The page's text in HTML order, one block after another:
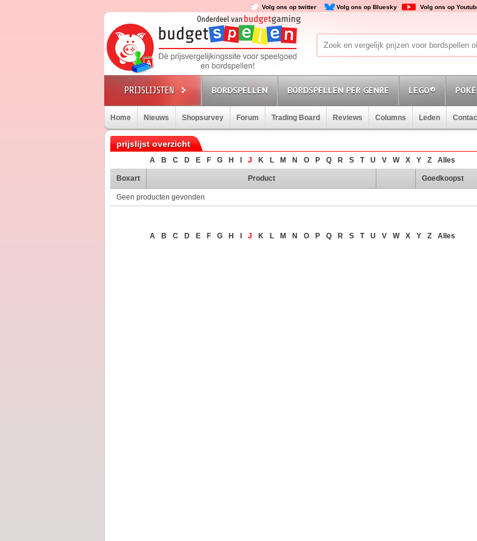
Volg ons op twitter Volg ons op Bluesky Volg ons op
BORDSPELLEN BORDSPELLEN PER GENRE LEGO®
Home Nieuws Shopsurvey Forum Trading Board Reviews Columns Leden
prijslijst overzicht
A B C D E F G H J K L M N O P Q R S T U V W X Y Z Alles
Boxart Product Goedkoopst
Geen producten gevonden
A B C D E F G H J K L M N O P Q R S T U V W X Y Z Alles